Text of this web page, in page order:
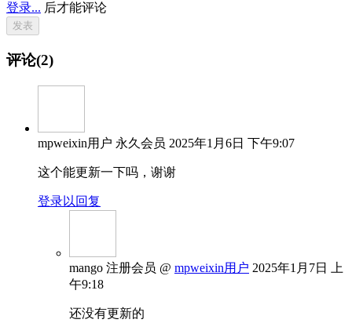
登录... 后才能评论
评论(2)
mpweixin用户 永久会员 2025年1月6日 下午9:07
这个能更新一下吗，谢谢
登录以回复
mango 注册会员 @ mpweixin用户 2025年1月7日 上
午9:18
还没有更新的